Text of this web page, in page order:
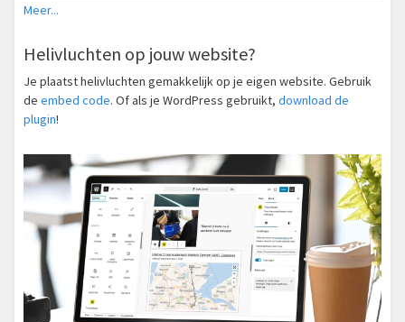
Meer...
Helivluchten op jouw website?
Je plaatst helivluchten gemakkelijk op je eigen website. Gebruik
de embed code. Of als je WordPress gebruikt, download de
plugin!